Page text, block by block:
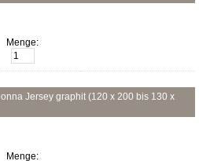
Menge:
Jersey graphit (120 x 200 bis 130 x
Menge: